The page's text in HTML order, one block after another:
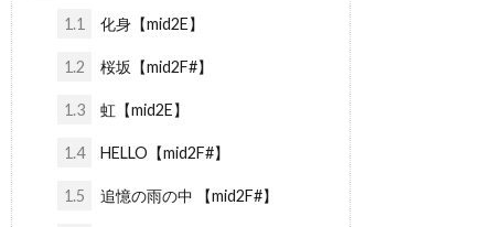
1.1 化身【mid2E】
1.2 桜坂【mid2F#】
1.3 虹【mid2E】
1.4 HELLO【mid2F#】
1.5 追憶の雨の中 【mid2F#】